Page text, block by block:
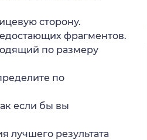
сторону.
фрагментов.
по размеру
по
если бы вы
лучшего результата